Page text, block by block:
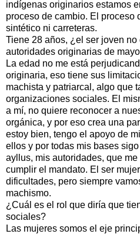
indígenas originarios estamos
proceso de cambio. El proceso
sintético ni carreteras.
Tiene 28 años, ¿el ser joven no
autoridades originarias de
La edad no me está
originaria, eso tiene sus
machista y patriarcal, algo que
organizaciones sociales. El
a mí, no quiere reconocer a
orgánica, y por eso crea una
estoy bien, tengo el apoyo de
ellos y por todas mis bases
ayllus, mis autoridades, que
cumplir el mandato. El ser
dificultades, pero siempre
machismo.
¿Cuál es el rol que diría que
sociales?
Las mujeres somos el eje